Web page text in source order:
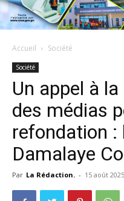
Accueil Société
Société
Un appel à
des médias
refondation :
Damalaye
Par La Rédaction. - 15 août 2025